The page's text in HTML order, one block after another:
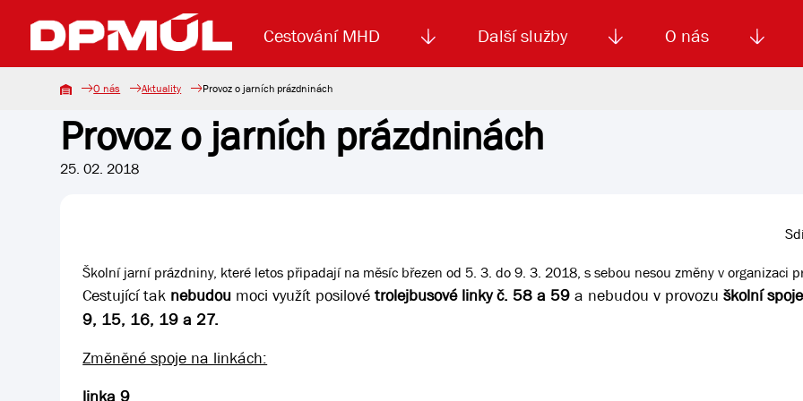
Cestování MHD
Uzavření mostu Dr. E. Beneše Koupit jízdenku Jízdné MHD
Další služby
Lanová dráha Reklama Smluvní doprava
O nás
Základní údaje Aktuality Výběrová řízení
O nás Aktuality Provoz o jarních prázdninách
Provoz o jarních prázdninách
25. 02. 2018
Školní jarní prázdniny, které letos připadají na měsíc březen od 5. 3. do 9. 3. 2018, s sebou nesou změny v organizaci
Cestující tak nebudou moci využít posilovétrolejbusové linky č. 58 a 59a nebudou v provozuškolní
9, 15, 16, 19 a 27.
Změněné spoje na linkách: